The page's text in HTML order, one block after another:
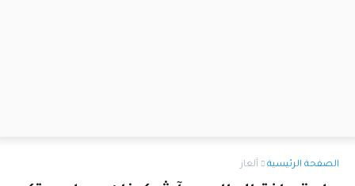
الصفحة الرئيسية ألغاز